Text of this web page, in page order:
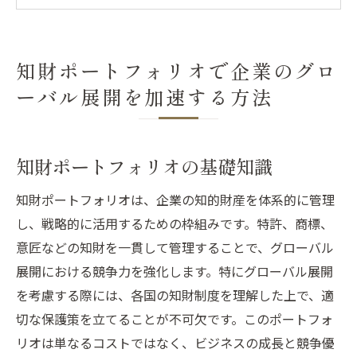
点
グローバル展開におけるリスク管理と知財
海外市場での競争力を高める知財対策の重要性
知財対策が企業競争力に与える影響
海外進出時の知財リスクとその対策
特許と商標による企業ブランドの強化法
知財戦略がもたらす国際競争優位性
グローバル市場での知財侵害防止策
知財ポートフォリオで企業のグロ
ーバル展開を加速する方法
知財ポートフォリオの基礎知識
知財ポートフォリオは、企業の知的財産を体系的に管理
し、戦略的に活用するための枠組みです。特許、商標、
意匠などの知財を一貫して管理することで、グローバル
展開における競争力を強化します。特にグローバル展開
を考慮する際には、各国の知財制度を理解した上で、適
切な保護策を立てることが不可欠です。このポートフォ
リオは単なるコストではなく、ビジネスの成長と競争優